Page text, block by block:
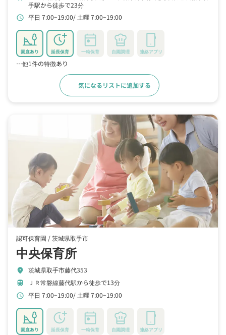
手駅から徒歩で23分
schedule 平日 7:00~19:00 土曜 7:00~19:00
園庭あり 延長保育 一時保育 自園調理 連絡アプリ
…他1件の特徴あり
気になるリストに追加する
認可保育園 /茨城県取手市
中央保育所
location_on 茨城県取手市藤代353
train ＪＲ常磐線藤代駅から徒歩で13分
schedule 平日 7:00~19:00 土曜 7:00~19:00
園庭あり 延長保育 一時保育 自園調理 連絡アプリ